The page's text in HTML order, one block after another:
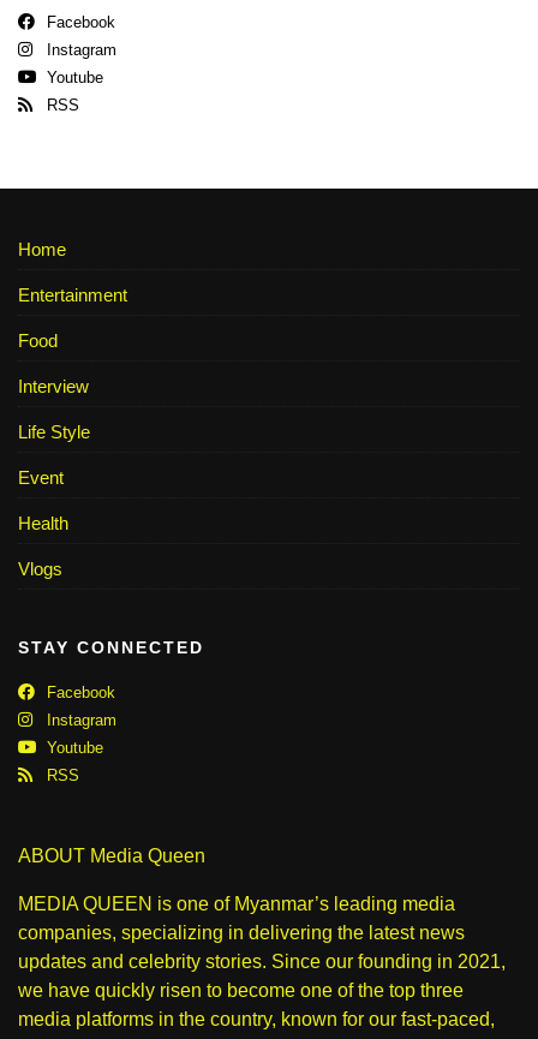
Facebook
Instagram
Youtube
RSS
Home
Entertainment
Food
Interview
Life Style
Event
Health
Vlogs
STAY CONNECTED
Facebook
Instagram
Youtube
RSS
ABOUT Media Queen
MEDIA QUEEN is one of Myanmar’s leading media
companies, specializing in delivering the latest news
updates and celebrity stories. Since our founding in 2021,
we have quickly risen to become one of the top three
media platforms in the country, known for our fast-paced,